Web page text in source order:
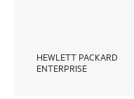
HEWLETT PACKARD
ENTERPRISE